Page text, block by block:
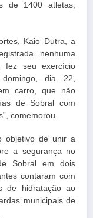
de 1400 atletas,
Kaio Dutra, a
nenhuma
fez seu exercício
dia 22,
carro, que não
de Sobral com
comemorou.
objetivo de unir a
a segurança no
Sobral em dois
contaram com
de hidratação ao
municipais de